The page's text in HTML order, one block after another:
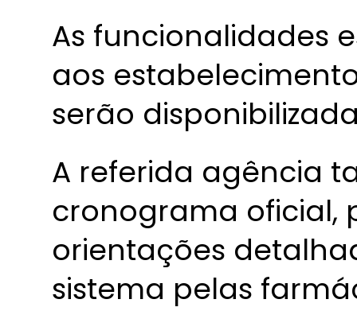
As funcionalidades
aos
serão
A referida agência
cronograma oficial,
orientações
sistema pelas